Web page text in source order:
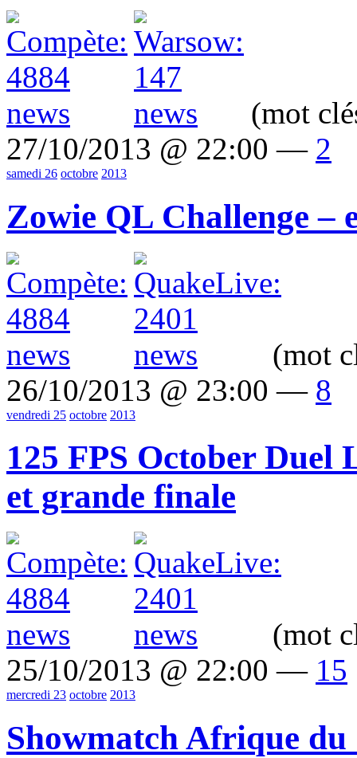
(mot
27/10/2013 @ 22:00 — 2
samedi 26 octobre 2013
Zowie QL Challenge –
(mot
26/10/2013 @ 23:00 — 8
vendredi 25 octobre 2013
125 FPS October Duel
et grande finale
(mot
25/10/2013 @ 22:00 — 15
mercredi 23 octobre 2013
Showmatch Afrique du